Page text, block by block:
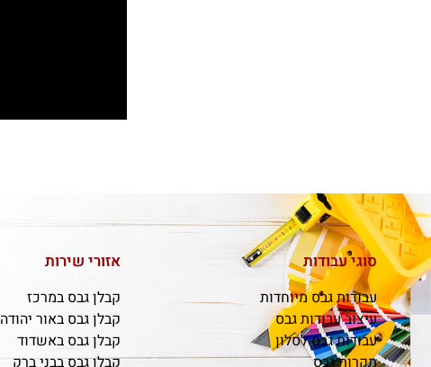
סוגי עבודות
עבודות גבס מיוחדות
עיצוב עבודות גבס
עבודות גבס לסלון
תקרות גבס
אזורי שירות
קבלן גבס במרכז
קבלן גבס באור יהודה
קבלן גבס באשדוד
קבלן גבס בבני ברק